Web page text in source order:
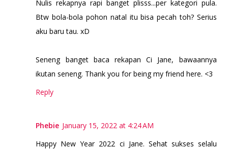
Nulis rekapnya rapi banget plisss...per kategori pula.
Btw bola-bola pohon natal itu bisa pecah toh? Serius
aku baru tau. xD
Seneng banget baca rekapan Ci Jane, bawaannya
ikutan seneng. Thank you for being my friend here. <3
Reply
Phebie January 15, 2022 at 4:24 AM
Happy New Year 2022 ci Jane. Sehat sukses selalu